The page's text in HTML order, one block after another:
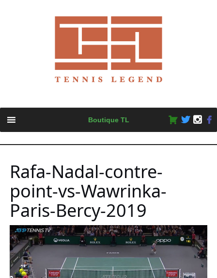
content
Boutique TL
Rafa-Nadal-contre-
point-vs-Wawrinka-
Paris-Bercy-2019